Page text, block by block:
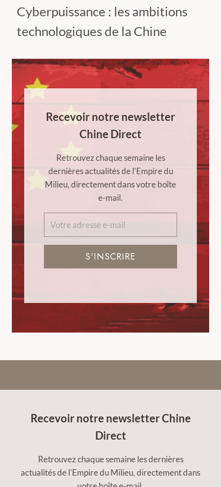
Cyberpuissance : les ambitions
technologiques de la Chine
Recevoir notre newsletter
Chine Direct
Retrouvez chaque semaine les
dernières actualités de l'Empire du
Milieu, directement dans votre boîte
e-mail.
S'INSCRIRE
Recevoir notre newsletter Chine
Direct
Retrouvez chaque semaine les dernières
actualités de l'Empire du Milieu, directement dans